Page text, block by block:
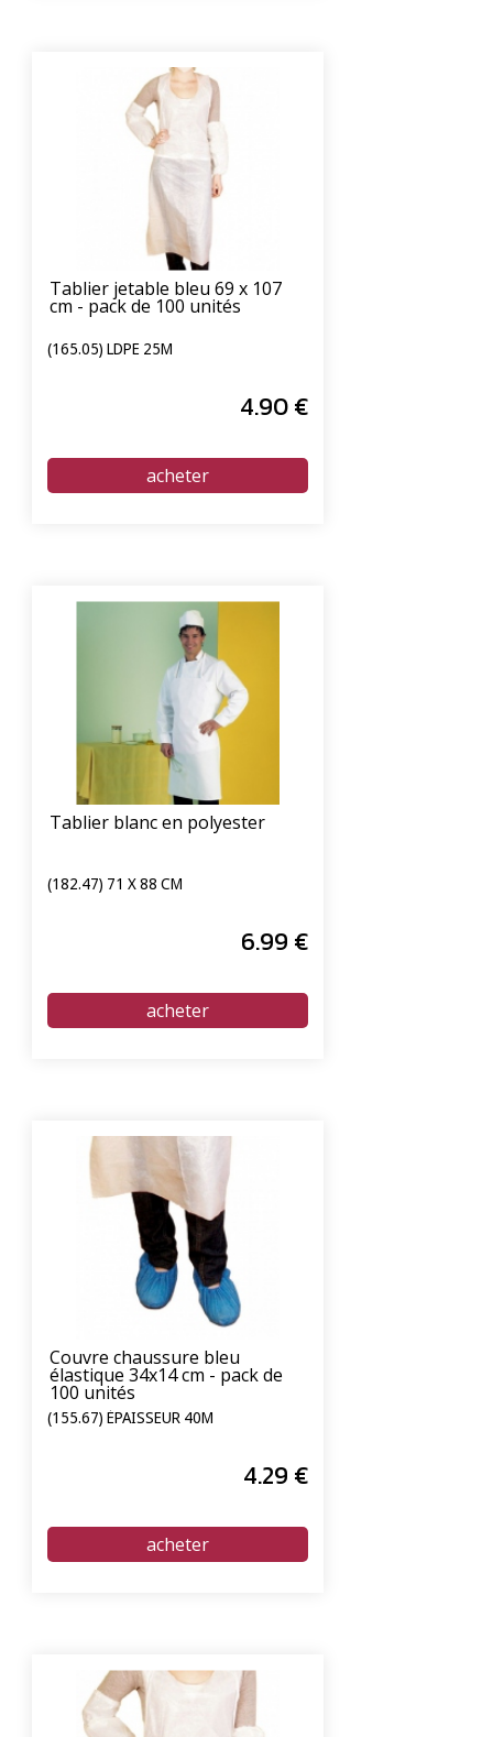
Tablier jetable bleu 69 x 107
cm - pack de 100 unités
(165.05) LDPE 25Μ
4.90€
Tablier blanc en polyester
(182.47) 71 X 88 CM
6.99 €
Couvre chaussure bleu
élastique 34x14 cm - pack de
100 unités
(155.67) ÉPAISSEUR 40Μ
4.29 €